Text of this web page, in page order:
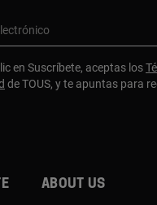
en Suscríbete, aceptas los
de TOUS, y te apuntas para
About us